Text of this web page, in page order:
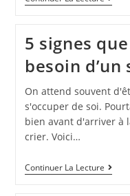
5 signes
besoin
On attend souvent
s'occuper de soi.
bien avant d'arriver à
crier. Voici…
Continuer La Lecture